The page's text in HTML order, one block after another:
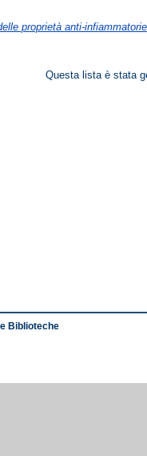
proprietà anti-
Questa lista è stata
Biblioteche